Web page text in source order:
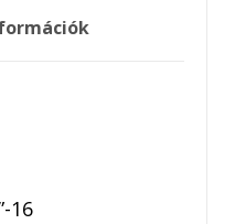
16